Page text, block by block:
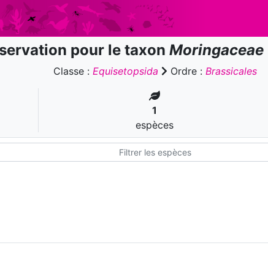
pour le taxon Moringaceae
Classe : Equisetopsida Ordre : Brassicales
1
espèces